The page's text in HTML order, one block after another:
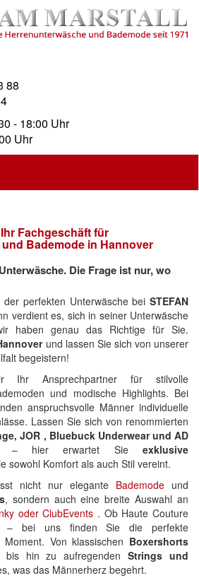
88
- 18:00 Uhr
Uhr
Fachgeschäft für
Bademode in Hannover
Die Frage ist nur, wo
perfekten Unterwäsche bei STEFAN
verdient es, sich in seiner Unterwäsche
haben genau das Richtige für Sie.
und lassen Sie sich von unserer
begeistern!
Ansprechpartner für stilvolle
und modische Highlights. Bei
anspruchsvolle Männer individuelle
Lassen Sie sich von renommierten
JOR , Bluebuck Underwear und AD
– hier erwartet Sie exklusive
sowohl Komfort als auch Stil vereint.
nicht nur elegante Bademode und
, sondern auch eine breite Auswahl an
oder ClubEvents . Ob Haute Couture
– bei uns finden Sie die perfekte
Von klassischen Boxershorts
hin zu aufregendenStrings und
was das Männerherz begehrt.